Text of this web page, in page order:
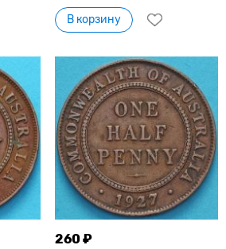
В корзину
260 ₽